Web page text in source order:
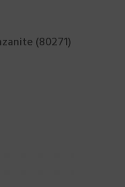
(80271)